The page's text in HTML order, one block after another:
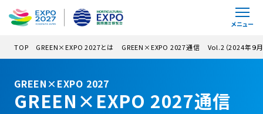
メインコンテンツにスキップ
メニュー
TOP GREEN×EXPO 2027とは GREEN×EXPO 2027通信 Vol.2（2024年９
GREEN×EXPO 2027
GREEN×EXPO 2027通信